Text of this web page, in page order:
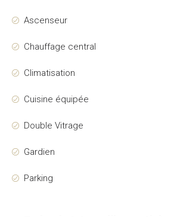
Ascenseur
Chauffage central
Climatisation
Cuisine équipée
Double Vitrage
Gardien
Parking